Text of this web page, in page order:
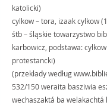
katolicki)
cylkow – tora, izaak cylkow
śtb – śląskie towarzystwo
karbowicz, podstawa: cylkow
protestancki)
(przekłady według
532/150 weraita basziwia
wechaszaktá ba welakachtá